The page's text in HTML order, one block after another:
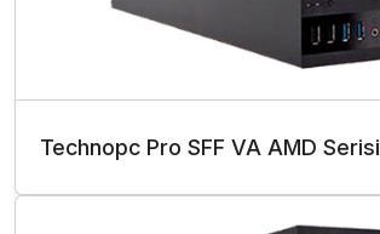
Technopc Pro SFF VA AMD Serisi